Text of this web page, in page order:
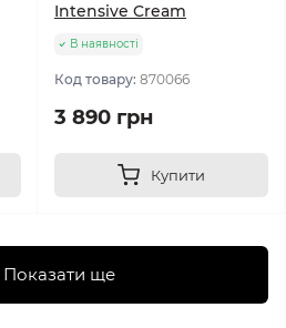
Intensive Cream
В наявності
Код товару: 870066
3 890 грн
Купити
Показати ще